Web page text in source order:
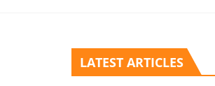
LATEST ARTICLES